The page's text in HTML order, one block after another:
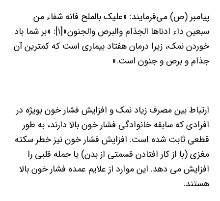
پیامبر (ص) می‌فرمایند: «علیک بالملح فانه شفاء من
سبعین داء ادناها الجذام والبرص والجنون»[۱]: «بر شما باد
خوردن نمک، زیرا درمان هفتاد بیماری است که کمترین آن
جذام و برص و جنون است.»
ارتباط بین مصرف زیاد نمک و افزایش فشار خون بویژه در
افرادی که سابقه خانوادگی فشار خون بالا دارند، به طور
قطعی ثابت شده است. افزایش فشار خون نیز خطر سکته
مغزی (با از کار افتادن قسمتی از بدن) یا حمله قلبی را
افزایش می دهد. این موارد از علایم عمده فشار خون بالا
هستند.